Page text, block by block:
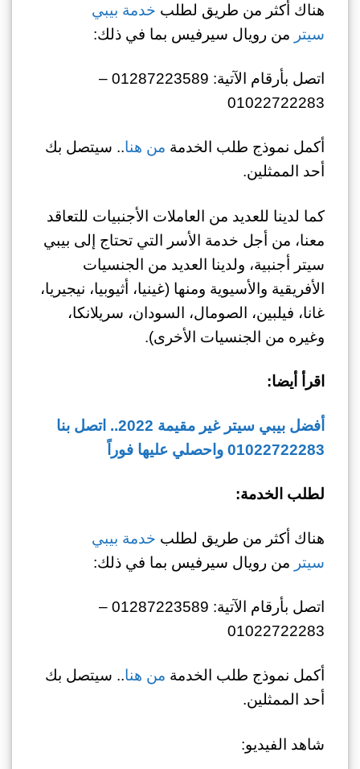
هناك أكثر من طريق لطلب خدمة بيبي
سيتر من رويال سيرفيس بما في ذلك:
اتصل بأرقام الآتية: 01287223589 –
01022722283
أكمل نموذج طلب الخدمة من هنا.. سيتصل بك
أحد الممثلين.
كما لدينا للعديد من العاملات الأجنبيات للتعاقد
معنا، من أجل خدمة الأسر التي تحتاج إلى بيبي
سيتر أجنبية، ولدينا العديد من الجنسيات
الأفريقية والأسيوية ومنها (غينيا، أثيوبيا، نيجيريا،
غانا، فيلبين، الصومال، السودان، سريلانكا،
وغيره من الجنسيات الأخرى).
اقرأ أيضا:
أفضل بيبي سيتر غير مقيمة 2022.. اتصل بنا
01022722283 واحصلي عليها فوراً
لطلب الخدمة:
هناك أكثر من طريق لطلب خدمة بيبي
سيتر من رويال سيرفيس بما في ذلك:
اتصل بأرقام الآتية: 01287223589 –
01022722283
أكمل نموذج طلب الخدمة من هنا.. سيتصل بك
أحد الممثلين.
شاهد الفيديو: